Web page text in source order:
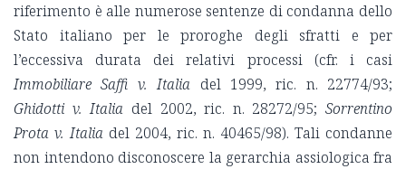
riferimento è alle numerose sentenze di condanna dello
Stato italiano per le proroghe degli sfratti e per
l’eccessiva durata dei relativi processi (cfr. i casi
Immobiliare Saffi v. Italia del 1999, ric. n. 22774/93;
Ghidotti v. Italia del 2002, ric. n. 28272/95; Sorrentino
Prota v. Italia del 2004, ric. n. 40465/98). Tali condanne
non intendono disconoscere la gerarchia assiologica fra